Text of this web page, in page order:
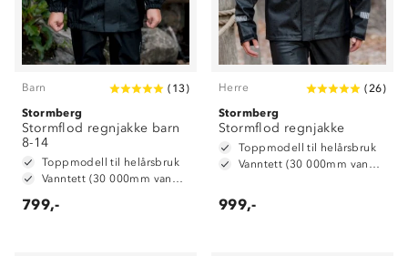
Barn ( 13)
Stormberg
Stormflod regnjakke barn
8-14
Toppmodell til helårsbruk
Vanntett (30 000mm vannsøyle)
799,-
Herre (26)
Stormberg
Stormflod regnjakke
Toppmodell til helårsbruk
Vanntett (30 000mm vannsøyle)
999,-